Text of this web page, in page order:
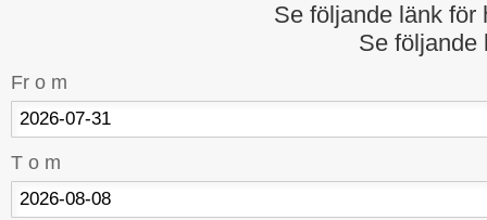
Se följande länk
Se följande
Fr o m
T o m